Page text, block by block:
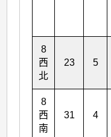
8
西
北
23 5
8
西
南
31 4